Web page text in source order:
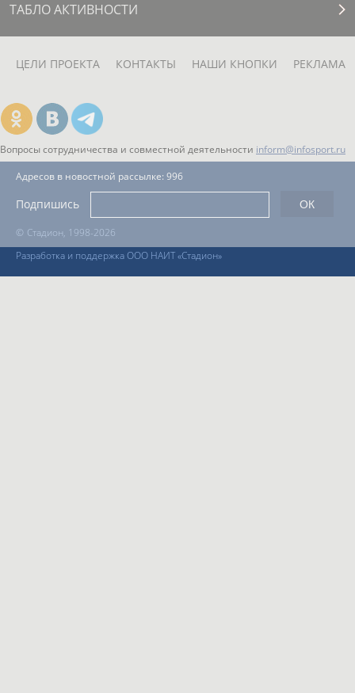
ТАБЛО АКТИВНОСТИ
ЦЕЛИ ПРОЕКТА КОНТАКТЫ НАШИ КНОПКИ РЕКЛАМА
Вопросы сотрудничества и совместной деятельности inform@infosport.ru
© Стадион, 1998-2026
Разработка и поддержка ООО НАИТ «Стадион»
Адресов в новостной рассылке: 996
Подпишись